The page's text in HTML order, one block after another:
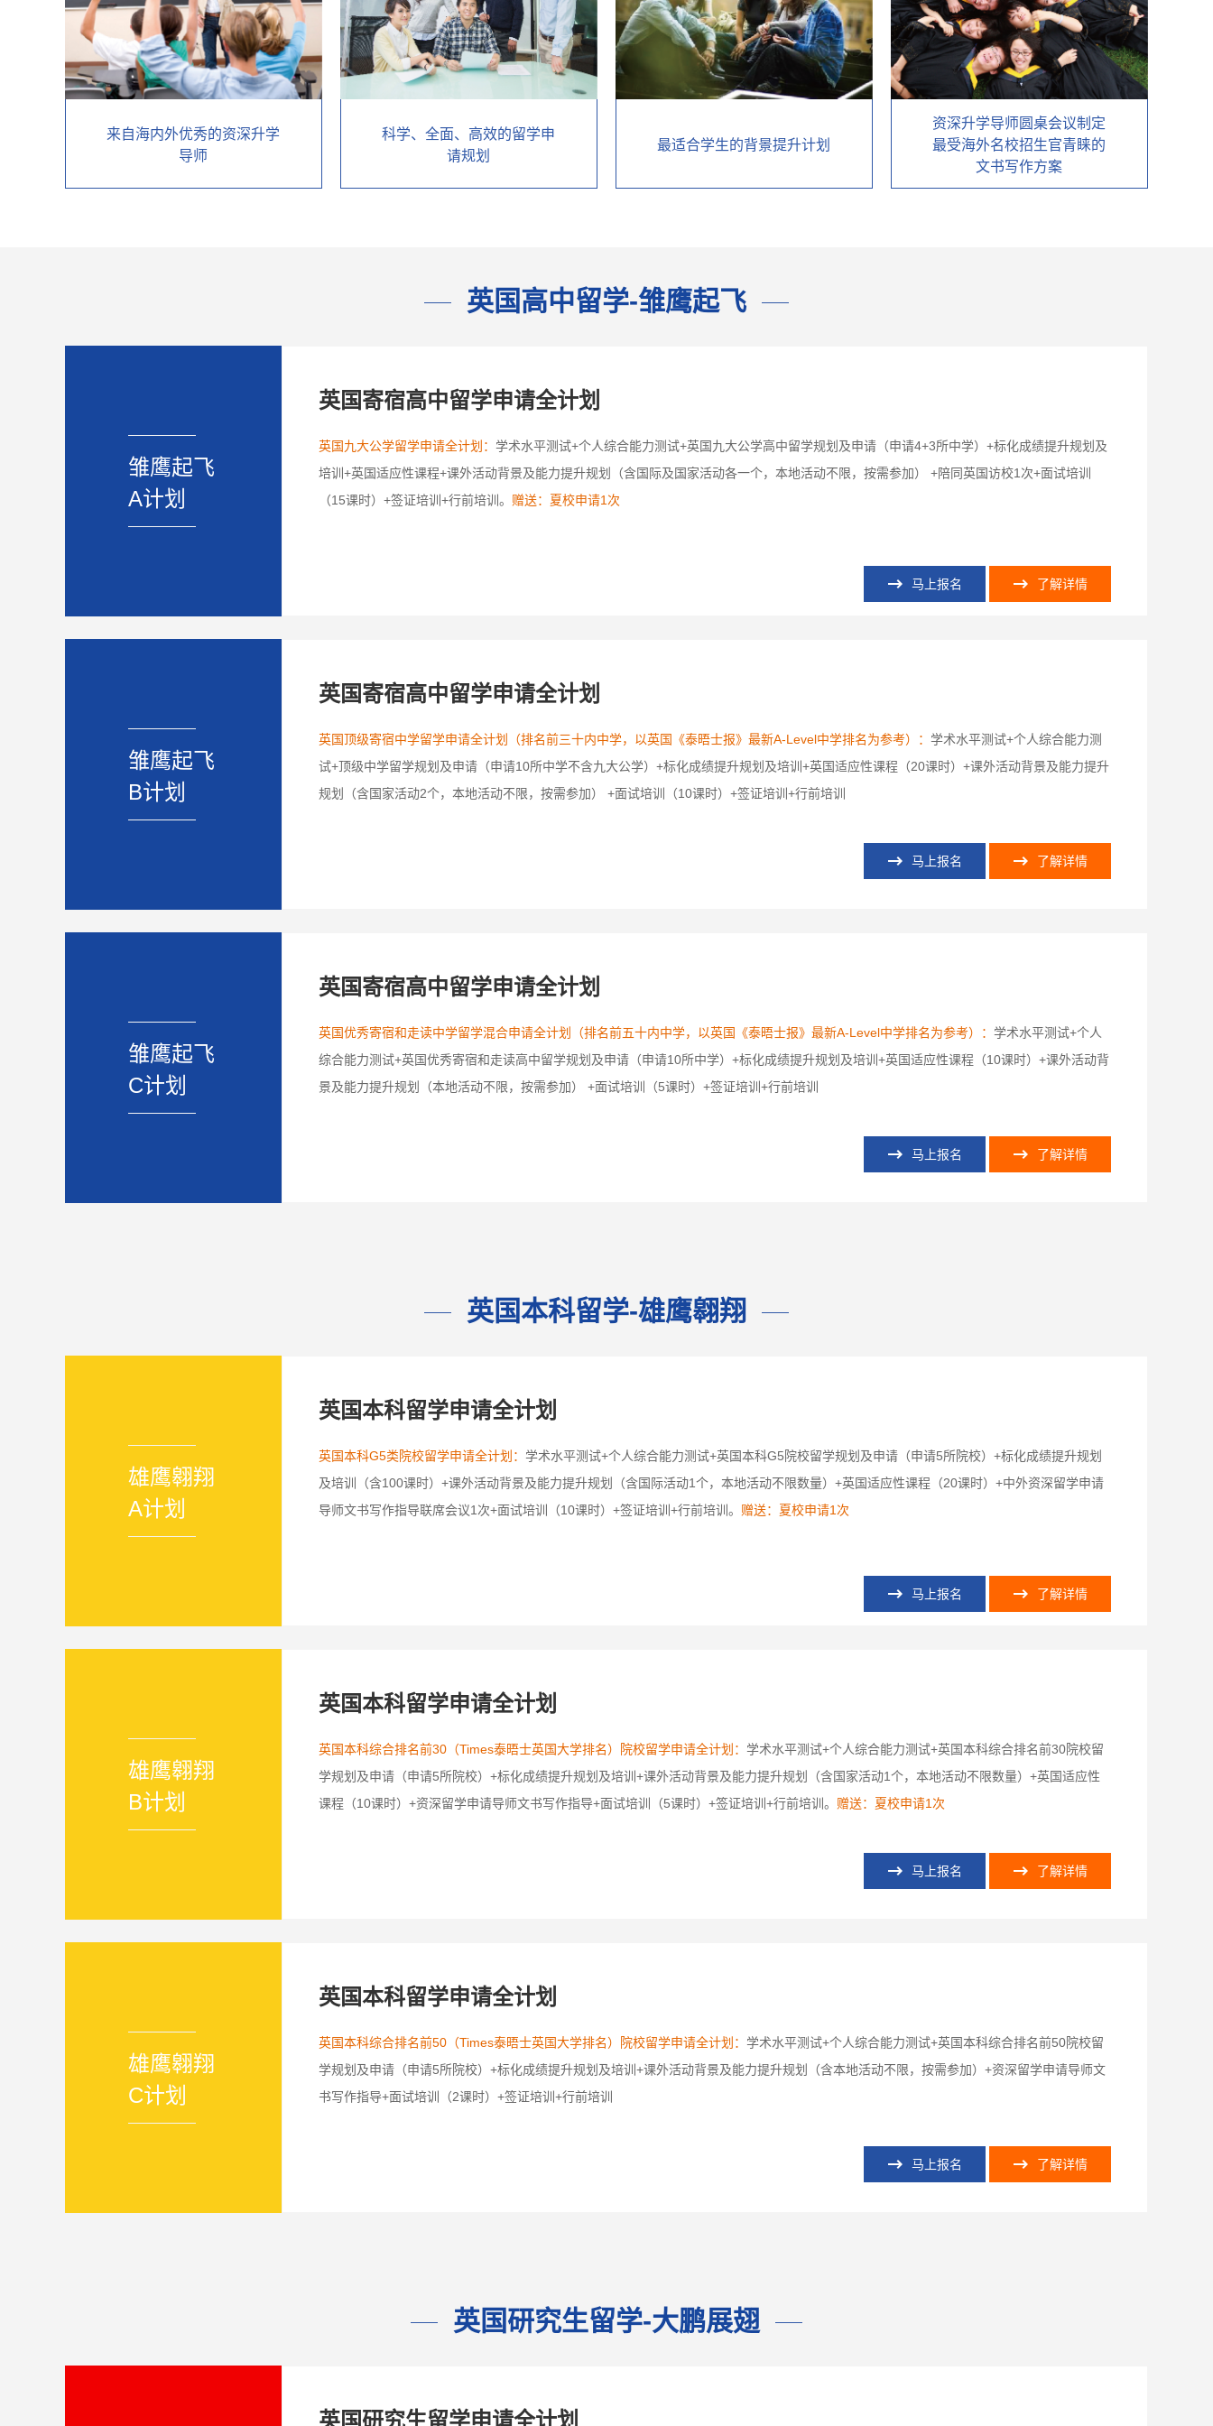
来自海内外优秀的资深升学
导师
科学、全面、高效的留学申
请规划
最适合学生的背景提升计划
资深升学导师圆桌会议制定
最受海外名校招生官青睐的
文书写作方案
英国高中留学-雏鹰起飞
雏鹰起飞
A计划
英国寄宿高中留学申请全计划
英国九大公学留学申请全计划： 学术水平测试+个人综合能力测试+英国九大公学高中留学规划及申请（申请4+3所中学）+标化成绩提升规划及
培训+英国适应性课程+课外活动背景及能力提升规划（含国际及国家活动各一个，本地活动不限，按需参加） +陪同英国访校1次+面试培训
（15课时）+签证培训+行前培训。 赠送：夏校申请1次
马上报名 了解详情
雏鹰起飞
B计划
英国寄宿高中留学申请全计划
英国顶级寄宿中学留学申请全计划（排名前三十内中学，以英国《泰晤士报》最新A-Level中学排名为参考）： 学术水平测试+个人综合能力测
试+顶级中学留学规划及申请（申请10所中学不含九大公学）+标化成绩提升规划及培训+英国适应性课程（20课时）+课外活动背景及能力提升
规划（含国家活动2个，本地活动不限，按需参加） +面试培训（10课时）+签证培训+行前培训
马上报名 了解详情
雏鹰起飞
C计划
英国寄宿高中留学申请全计划
英国优秀寄宿和走读中学留学混合申请全计划（排名前五十内中学，以英国《泰晤士报》最新A-Level中学排名为参考）： 学术水平测试+个人
综合能力测试+英国优秀寄宿和走读高中留学规划及申请（申请10所中学）+标化成绩提升规划及培训+英国适应性课程（10课时）+课外活动背
景及能力提升规划（本地活动不限，按需参加） +面试培训（5课时）+签证培训+行前培训
马上报名 了解详情
英国本科留学-雄鹰翱翔
雄鹰翱翔
A计划
英国本科留学申请全计划
英国本科G5类院校留学申请全计划： 学术水平测试+个人综合能力测试+英国本科G5院校留学规划及申请（申请5所院校）+标化成绩提升规划
及培训（含100课时）+课外活动背景及能力提升规划（含国际活动1个，本地活动不限数量）+英国适应性课程（20课时）+中外资深留学申请
导师文书写作指导联席会议1次+面试培训（10课时）+签证培训+行前培训。 赠送：夏校申请1次
马上报名 了解详情
雄鹰翱翔
B计划
英国本科留学申请全计划
英国本科综合排名前30（Times泰晤士英国大学排名）院校留学申请全计划： 学术水平测试+个人综合能力测试+英国本科综合排名前30院校留
学规划及申请（申请5所院校）+标化成绩提升规划及培训+课外活动背景及能力提升规划（含国家活动1个，本地活动不限数量）+英国适应性
课程（10课时）+资深留学申请导师文书写作指导+面试培训（5课时）+签证培训+行前培训。 赠送：夏校申请1次
马上报名 了解详情
雄鹰翱翔
C计划
英国本科留学申请全计划
英国本科综合排名前50（Times泰晤士英国大学排名）院校留学申请全计划： 学术水平测试+个人综合能力测试+英国本科综合排名前50院校留
学规划及申请（申请5所院校）+标化成绩提升规划及培训+课外活动背景及能力提升规划（含本地活动不限，按需参加）+资深留学申请导师文
书写作指导+面试培训（2课时）+签证培训+行前培训
马上报名 了解详情
英国研究生留学-大鹏展翅
英国研究生留学申请全计划